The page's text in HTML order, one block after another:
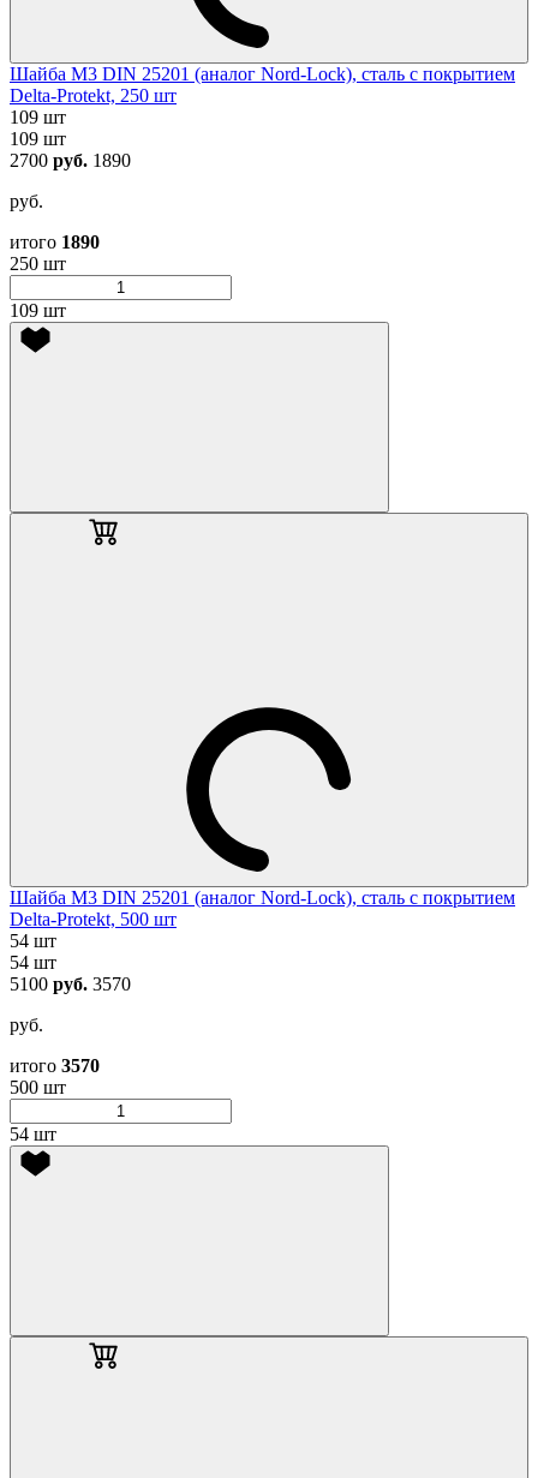
Шайба М3 DIN 25201 (аналог Nord-Lock), сталь с покрытием
Delta-Protekt, 250 шт
109 шт
109 шт
2700 руб. 1890
руб.
итого 1890
250 шт
109 шт
Шайба М3 DIN 25201 (аналог Nord-Lock), сталь с покрытием
Delta-Protekt, 500 шт
54 шт
54 шт
5100 руб. 3570
руб.
итого 3570
500 шт
54 шт